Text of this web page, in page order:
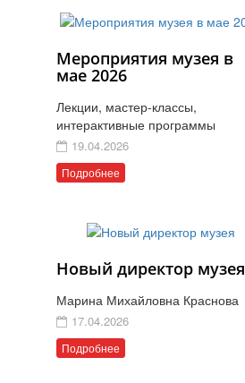
Мероприятия музея в
мае 2026
Лекции, мастер-классы,
интерактивные программы
19.04.2026
Подробнее
Новый директор музея
Марина Михайловна Краснова
17.04.2026
Подробнее